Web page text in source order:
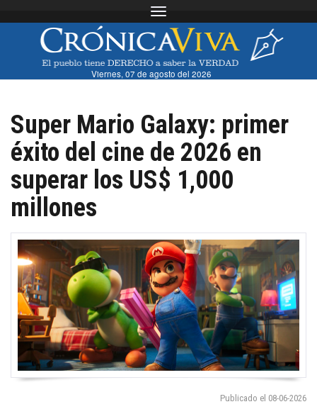
Toggle navigation
Viernes, 07 de agosto del 2026
Super Mario Galaxy: primer
éxito del cine de 2026 en
superar los US$ 1,000
millones
Publicado el 08-06-2026